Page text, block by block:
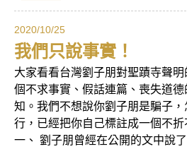
2020/10/25
我們只說事實！
大家看看台灣劉子朋對聖蹟寺聲
個不求事實、假話連篇、喪失道
知。我們不想說你劉子朋是騙子
行，已經把你自己標註成一個不折
一、 劉子朋曾經在公開的文中說